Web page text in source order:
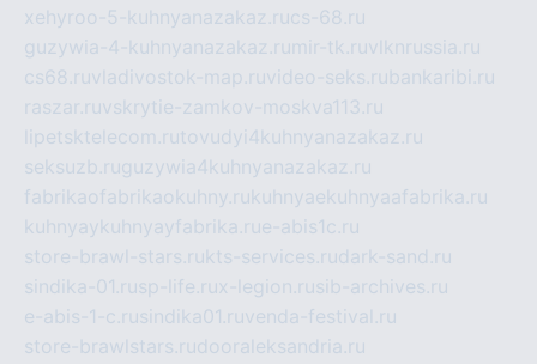
xehyroo-5-kuhnyanazakaz.rucs-68.ru
guzywia-4-kuhnyanazakaz.ru mir-tk.ruvlknrussia.ru
cs68.ruvladivostok-map.ruvideo-seks.rubankaribi.ru
raszar.ruvskrytie-zamkov-moskva113.ru
lipetsktelecom.rutovudyi4kuhnyanazakaz.ru
seksuzb.ruguzywia4kuhnyanazakaz.ru
fabrikaofabrikaokuhny.rukuhnyaekuhnyaafabrika.ru
kuhnyaykuhnyayfabrika.rue-abis1c.ru
store-brawl-stars.rukts-services.rudark-sand.ru
sindika-01.rusp-life.rux-legion.rusib-archives.ru
e-abis-1-c.rusindika01.ruvenda-festival.ru
store-brawlstars.rudooraleksandria.ru